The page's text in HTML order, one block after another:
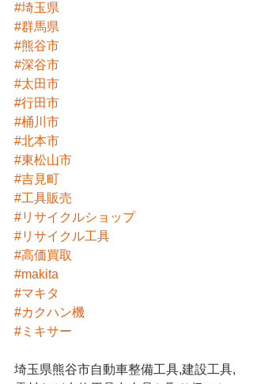
#埼玉県
#群馬県
#熊谷市
#深谷市
#太田市
#行田市
#桶川市
#北本市
#東松山市
#吉見町
#工具販売
#リサイクルショップ
#リサイクル工具
#高価買取
#makita
#マキタ
#カクハン機
#ミキサー
埼玉県熊谷市自動車整備工具,建設工具,